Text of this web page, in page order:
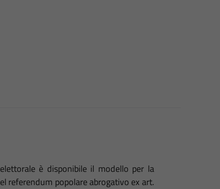
è disponibile il modello per la
referendum popolare abrogativo ex art.